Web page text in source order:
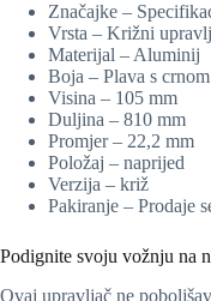
Značajke –
Vrsta – Križni
Materijal – Aluminij
Boja – Plava s
Visina – 105 mm
Duljina – 810 mm
Promjer – 22,2 mm
Položaj – naprijed
Verzija – križ
Pakiranje – Prodaje
Podignite svoju vožnju na
Ovaj upravljač ne